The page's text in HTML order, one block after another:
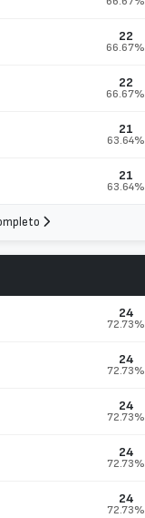
22
66.67%
22
66.67%
21
63.64%
21
63.64%
24
72.73%
24
72.73%
24
72.73%
24
72.73%
24
72.73%